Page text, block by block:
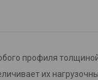
профиля
их